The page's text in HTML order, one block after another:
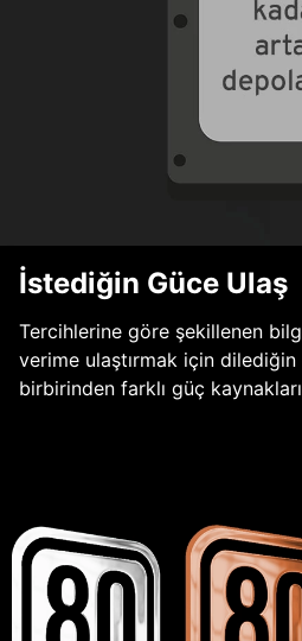
İstediğin Güce Ulaş
Tercihlerine göre şekillenen
verime ulaştırmak için
birbirinden farklı güç